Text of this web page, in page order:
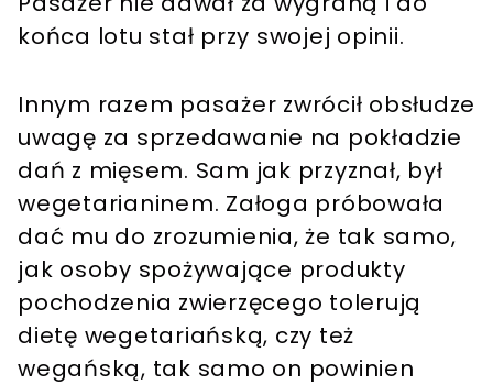
końca lotu stał przy swojej opinii.
Innym razem pasażer zwrócił obsłudze
uwagę za sprzedawanie na pokładzie
dań z mięsem. Sam jak przyznał, był
wegetarianinem. Załoga próbowała
dać mu do zrozumienia, że tak samo,
jak osoby spożywające produkty
pochodzenia zwierzęcego tolerują
dietę wegetariańską, czy też
wegańską, tak samo on powinien